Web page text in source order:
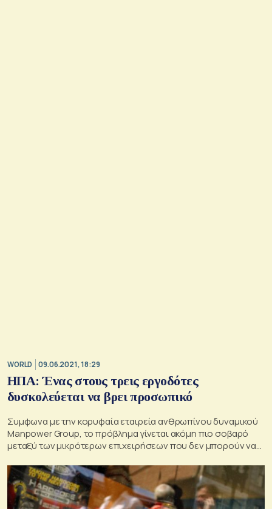
WORLD 09.06.2021, 18:29
ΗΠΑ: Ένας στους τρεις εργοδότες
δυσκολεύεται να βρει προσωπικό
Συμφωνα με την κορυφαία εταιρεία ανθρωπίνου δυναμικού
Manpower Group, το πρόβλημα γίνεται ακόμη πιο σοβαρό
μεταξύ των μικρότερων επιχειρήσεων που δεν μπορούν να